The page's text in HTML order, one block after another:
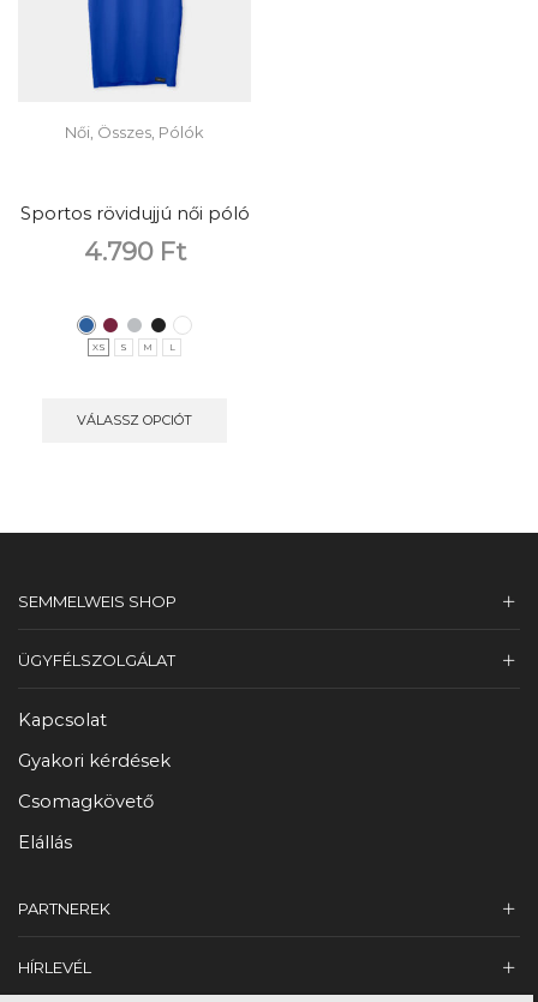
Női, Összes, Pólók
Sportos rövidujjú női póló
4.790 Ft
XS S M L
VÁLASSZ OPCIÓT
SEMMELWEIS SHOP
ÜGYFÉLSZOLGÁLAT
Kapcsolat
Gyakori kérdések
Csomagkövető
Elállás
PARTNEREK
HÍRLEVÉL